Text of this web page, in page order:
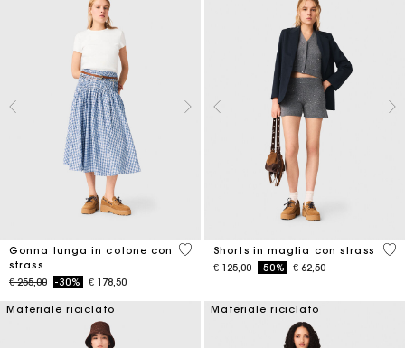
Gonna lunga in cotone con
strass
Price reduced from
€ 255,00to-30% € 178,50
4,5 out of 5 Customer Rating
Shorts in maglia con strass
Price reduced from
€ 125,00to-50% € 62,50
5
Materiale riciclato Materiale riciclato